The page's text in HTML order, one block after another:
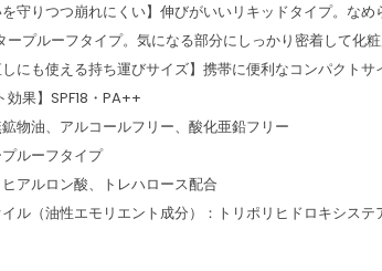
守りつつ崩れにくい】伸びがいいリキッドタイプ。な
ープルーフタイプ。気になる部分にしっかり密着して化
にも使える持ち運びサイズ】携帯に便利なコンパクト
効果】SPF18・PA++
物油、アルコールフリー、酸化亜鉛フリー
ルーフタイプ
アルロン酸、トレハロース配合
ル（油性エモリエント成分）：トリポリヒドロキシス